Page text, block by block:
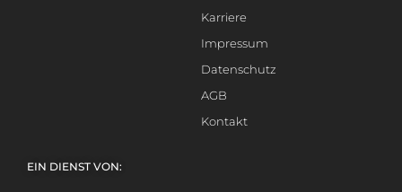
Karriere
Impressum
Datenschutz
AGB
Kontakt
EIN DIENST VON: